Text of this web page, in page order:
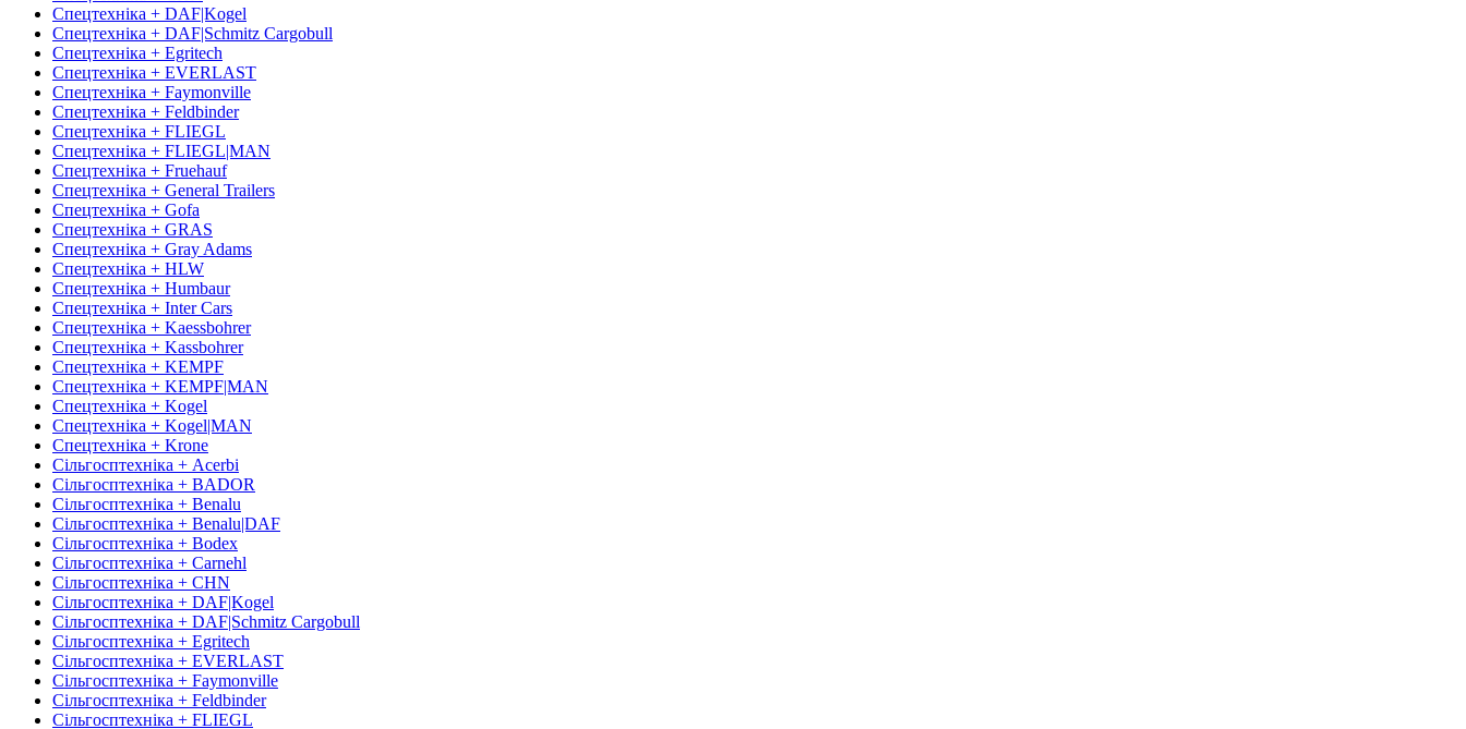
Спецтехніка + DAF|Kogel
Спецтехніка + DAF|Schmitz Cargobull
Спецтехніка + Egritech
Спецтехніка + EVERLAST
Спецтехніка + Faymonville
Спецтехніка + Feldbinder
Спецтехніка + FLIEGL
Спецтехніка + FLIEGL|MAN
Спецтехніка + Fruehauf
Спецтехніка + General Trailers
Спецтехніка + Gofa
Спецтехніка + GRAS
Спецтехніка + Gray Adams
Спецтехніка + HLW
Спецтехніка + Humbaur
Спецтехніка + Inter Cars
Спецтехніка + Kaessbohrer
Спецтехніка + Kassbohrer
Спецтехніка + KEMPF
Спецтехніка + KEMPF|MAN
Спецтехніка + Kogel
Спецтехніка + Kogel|MAN
Спецтехніка + Krone
Сільгосптехніка + Acerbi
Сільгосптехніка + BADOR
Сільгосптехніка + Benalu
Сільгосптехніка + Benalu|DAF
Сільгосптехніка + Bodex
Сільгосптехніка + Carnehl
Сільгосптехніка + CHN
Сільгосптехніка + DAF|Kogel
Сільгосптехніка + DAF|Schmitz Cargobull
Сільгосптехніка + Egritech
Сільгосптехніка + EVERLAST
Сільгосптехніка + Faymonville
Сільгосптехніка + Feldbinder
Сільгосптехніка + FLIEGL